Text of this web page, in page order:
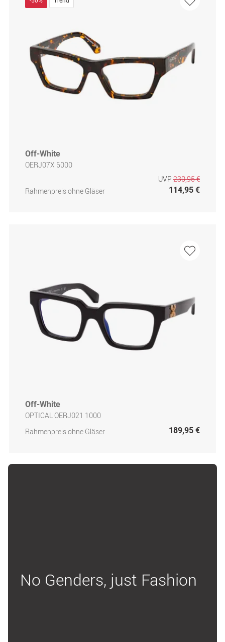
Off-White
OERJ07X 6000
Rahmenpreis ohne Gläser
UVP 230,95 €
114,95 €
Off-White
OPTICAL OERJ021 1000
Rahmenpreis ohne Gläser
189,95 €
No Genders, just Fashion